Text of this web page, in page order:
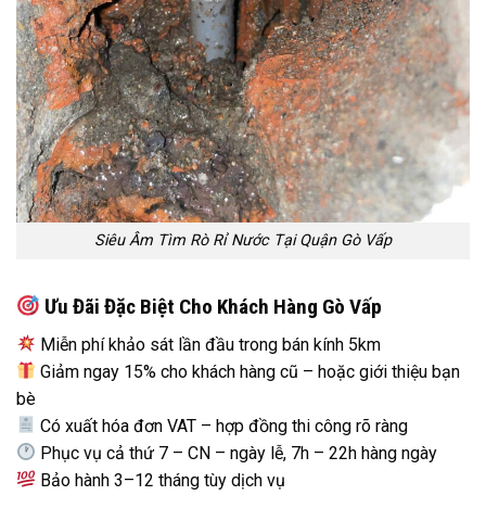
Siêu Âm Tìm Rò Rỉ Nước Tại Quận Gò Vấp
Ưu Đãi Đặc Biệt Cho Khách Hàng Gò Vấp
Miễn phí khảo sát lần đầu trong bán kính 5km
Giảm ngay 15% cho khách hàng cũ – hoặc giới thiệu bạn
bè
Có xuất hóa đơn VAT – hợp đồng thi công rõ ràng
Phục vụ cả thứ 7 – CN – ngày lễ, 7h – 22h hàng ngày
Bảo hành 3–12 tháng tùy dịch vụ